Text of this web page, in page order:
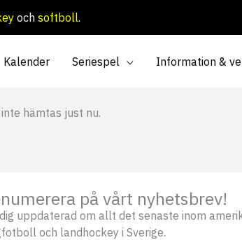
och softboll.
Kalender Seriespel Information &
hämtas just nu.
på vårt nyhetsbrev!
uppdaterad om allt det senaste inom
och landhockey i Sverige.